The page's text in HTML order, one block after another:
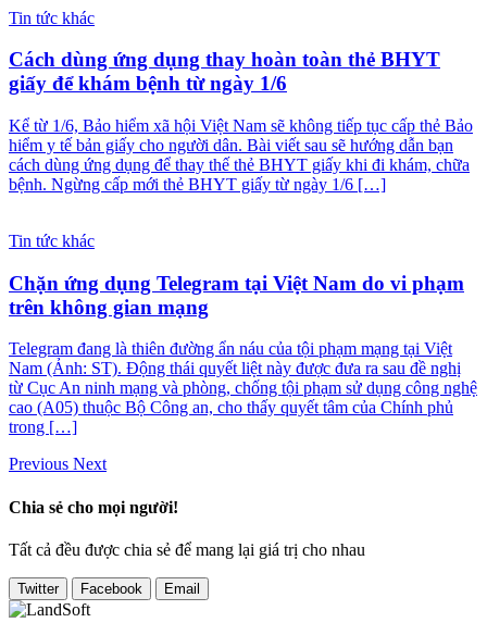
Tin tức khác
Cách dùng ứng dụng thay hoàn toàn thẻ BHYT
giấy để khám bệnh từ ngày 1/6
Kể từ 1/6, Bảo hiểm xã hội Việt Nam sẽ không tiếp tục cấp thẻ Bảo
hiểm y tế bản giấy cho người dân. Bài viết sau sẽ hướng dẫn bạn
cách dùng ứng dụng để thay thế thẻ BHYT giấy khi đi khám, chữa
bệnh. Ngừng cấp mới thẻ BHYT giấy từ ngày 1/6 […]
Tin tức khác
Chặn ứng dụng Telegram tại Việt Nam do vi phạm
trên không gian mạng
Telegram đang là thiên đường ẩn náu của tội phạm mạng tại Việt
Nam (Ảnh: ST). Động thái quyết liệt này được đưa ra sau đề nghị
từ Cục An ninh mạng và phòng, chống tội phạm sử dụng công nghệ
cao (A05) thuộc Bộ Công an, cho thấy quyết tâm của Chính phủ
trong […]
Previous Next
Chia sẻ cho mọi người!
Tất cả đều được chia sẻ để mang lại giá trị cho nhau
Twitter Facebook Email